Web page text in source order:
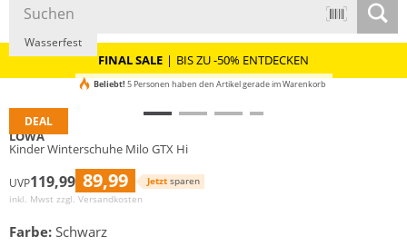
FINAL SALE | BIS ZU -50% ENTDECKEN
DEAL
GORE-TEX
Wasserfest
Beliebt! 5 Personen haben den Artikel gerade im Warenkorb
LOWA
Kinder Winterschuhe Milo GTX Hi
UVP119,99 89,99 Jetzt sparen
inkl. Mwst zzgl. Versandkosten
Farbe: Schwarz